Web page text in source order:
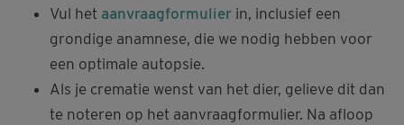
Vul het aanvraagformulier in, inclusief een
grondige anamnese, die we nodig hebben voor
een optimale autopsie.
Als je crematie wenst van het dier, gelieve dit dan
te noteren op het aanvraagformulier. Na afloop